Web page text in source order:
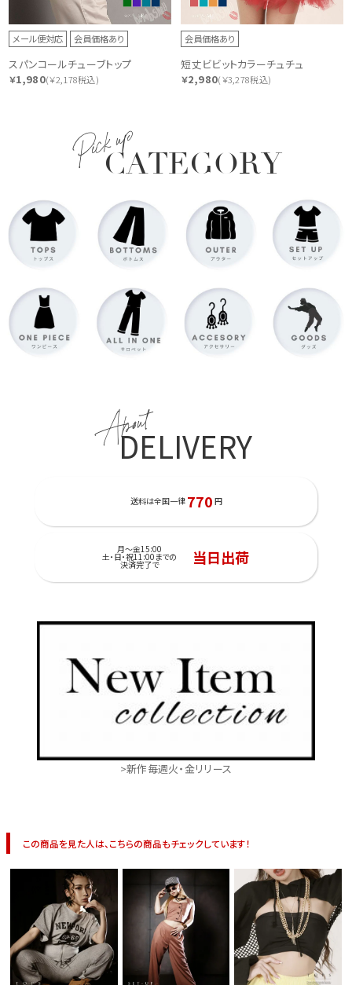
メール便対応 会員価格あり
スパンコールチューブトップ
￥1,980(￥2,178税込)
会員価格あり
短丈ビビットカラーチュチュ
￥2,980(￥3,278税込)
Pick upCATEGORY
About
DELIVERY
送料は全国一律 770 円
月～金15:00
土・日・祝11:00までの
決済完了で 当日出荷
>新作毎週火・金リリース
この商品を見た人は、こちらの商品もチェックしています！